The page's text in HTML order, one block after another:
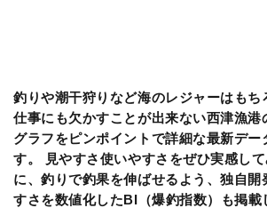
釣りや潮干狩りなど海のレジャーはもち
仕事にも欠かすことが出来ない西津漁港
グラフをピンポイントで詳細な最新デー
す。 見やすさ使いやすさをぜひ実感し
に、釣りで釣果を伸ばせるよう、独自開
すさを数値化したBI（爆釣指数）も掲載